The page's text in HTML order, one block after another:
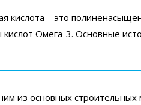
кислота – это
кислот Омега-3. Основные
из основных